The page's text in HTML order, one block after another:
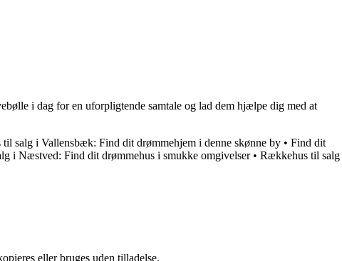
i dag for en uforpligtende samtale og lad dem hjælpe dig med at
til salg i Vallensbæk: Find dit drømmehjem i denne skønne by • Find dit
i Næstved: Find dit drømmehus i smukke omgivelser• Rækkehus til salg
eller bruges uden tilladelse.